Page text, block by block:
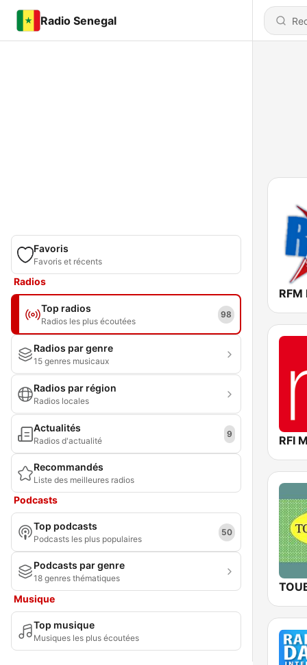
Radio Senegal
Favoris
Favoris et récents
Radios
Top radios
Radios les plus écoutées
98
Radios par genre
15 genres musicaux
Radios par région
Radios locales
Actualités
Radios d'actualité
9
Recommandés
Liste des meilleures radios
Podcasts
Top podcasts
Podcasts les plus populaires
50
Podcasts par genre
18 genres thématiques
Musique
Top musique
Musiques les plus écoutées
RFI